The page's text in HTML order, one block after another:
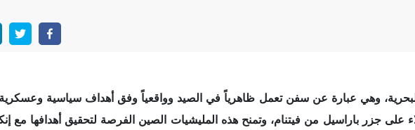
وهي عبارة عن سفن تعمل ظاهرياً في الصيد وواقعياً وفق أهداف سياسية
إلى عام 1974 بالاستيلاء على جزر باراسيل من فيتنام، وتمنح هذه المليشيات الصين الفرصة لتحقيق أهدافها